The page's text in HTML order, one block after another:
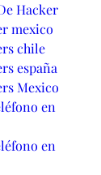
Hacker
mexico
chile
españa
Mexico
en
en